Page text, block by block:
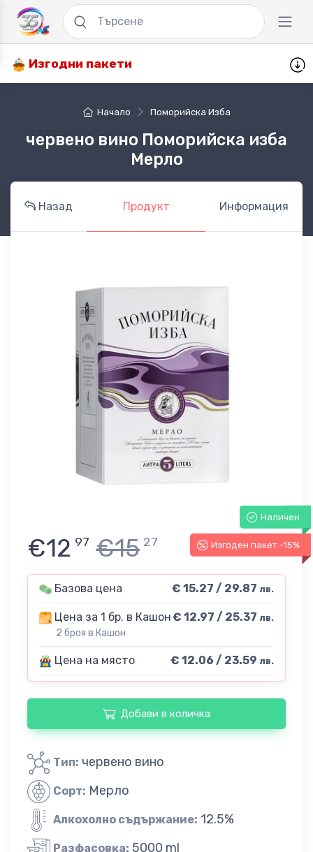
Изгодни пакети
Начало Поморийска Изба
червено вино Поморийска изба
Мерло
Назад Продукт Информация
Наличен
Изгоден пакет -15%
€12 97 €15 27
Базова цена € 15.27 / 29.87 лв.
Цена за 1 бр. в Кашон
2 броя в Кашон
€ 12.97 / 25.37 лв.
Цена на място € 12.06 / 23.59 лв.
Добави в количка
Тип: червено вино
Сорт: Мерло
Алкохолно съдържание: 12.5%
Разфасовка: 5000 ml